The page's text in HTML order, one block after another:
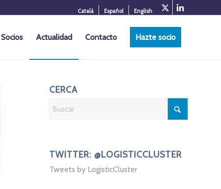
Català Español English
Socios Actualidad Contacto Hazte socio
CERCA
TWITTER: @LOGISTICCLUSTER
Tweets by LogisticCluster